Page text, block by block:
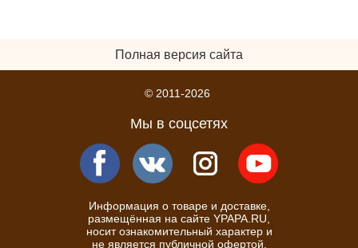
Полная версия сайта
© 2011-2026
Мы в соцсетях
Информация о товаре и доставке,
размещённая на сайте YPAPA.RU,
носит ознакомительный характер и
не является публичной офертой.